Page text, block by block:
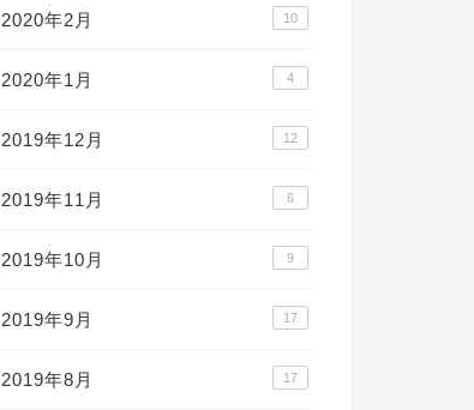
2020年2月 10
2020年1月 4
2019年12月 12
2019年11月 6
2019年10月 9
2019年9月 17
2019年8月 17